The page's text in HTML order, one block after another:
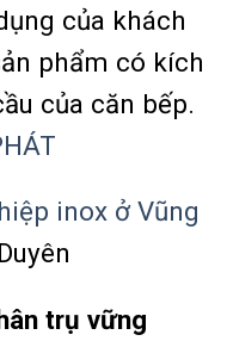
của khách
phẩm có kích
của căn bếp.
inox ở Vũng
trụ vững